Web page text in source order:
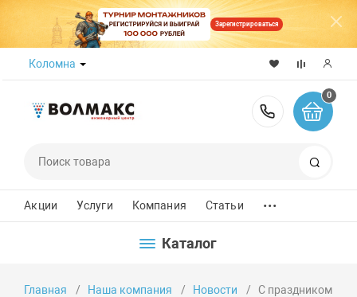
Зарегистрироваться
Коломна
8 (800)
0
Акции Услуги Компания Статьи ...
Каталог
Главная Наша компания Новости С праздником! С